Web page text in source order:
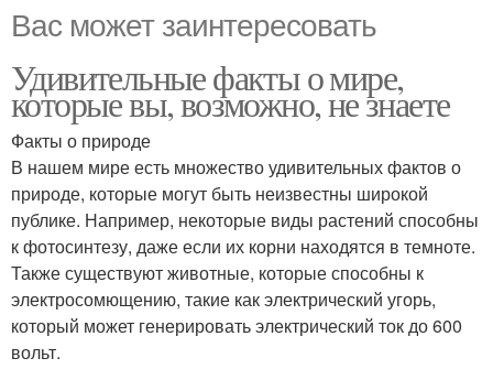
Вас может заинтересовать
Удивительные факты о мире,
которые вы, возможно, не знаете
Факты о природе
В нашем мире есть множество удивительных фактов о
природе, которые могут быть неизвестны широкой
публике. Например, некоторые виды растений способны
к фотосинтезу, даже если их корни находятся в темноте.
Также существуют животные, которые способны к
электросомющению, такие как электрический угорь,
который может генерировать электрический ток до 600
вольт.